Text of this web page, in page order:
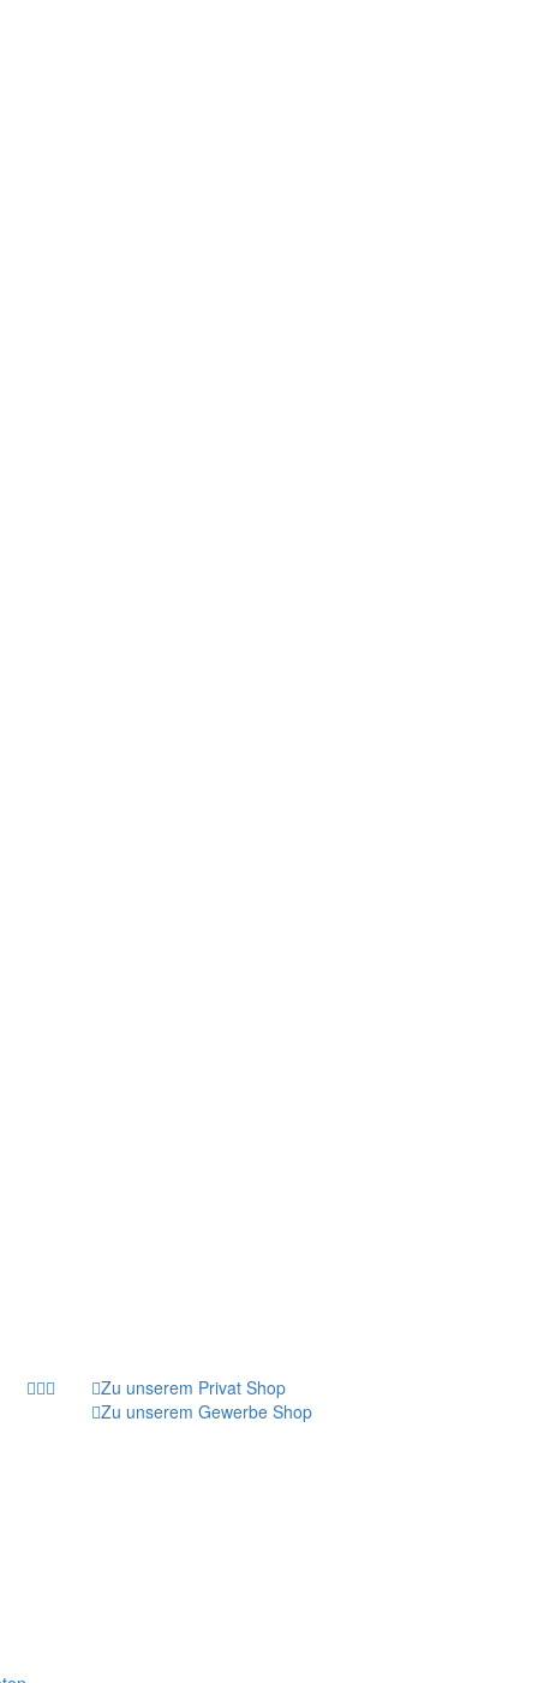
Zu unserem Privat Shop
Zu unserem Gewerbe Shop